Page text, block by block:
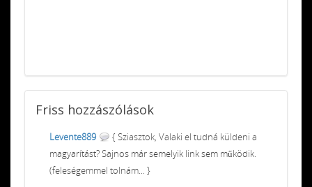
Friss hozzászólások
Levente889
{ Sziasztok, Valaki el tudná küldeni a
magyarítást? Sajnos már semelyik link sem működik.
(feleségemmel tolnám... }